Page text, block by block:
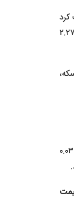
را ثبت کرد
و با یک میلیون و ۲۰۰ هزار تومان افزایش، به ۳۷ میلیون و ۷۰۰ هزار تومان رسید. نیم سکه نیز از این قافله عقب نماند و با رشد ۲.۲۷
سکه،
برخلاف بازار طلا که صعودی بود، بازار ارز در سامانه رسمی روندی نزولی و آرام داشت. قیمت دلار مبادله‌ای امروز با کاهش جزئی ۰.۰۳